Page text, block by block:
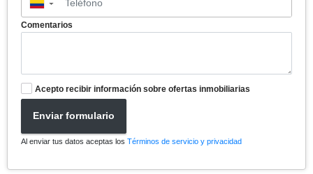
▼
Comentarios
Acepto recibir información sobre ofertas inmobiliarias
Enviar formulario
Al enviar tus datos aceptas los Términos de servicio y privacidad